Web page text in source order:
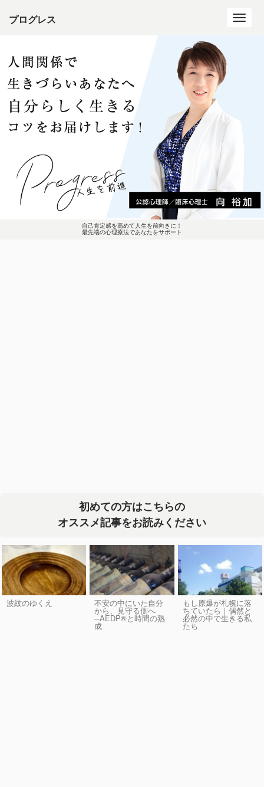
自己肯定感を高めて人生を前向きに！
最先端の心理療法であなたをサポート
プログレス
初めての方はこちらの
オススメ記事をお読みください
波紋のゆくえ 不安の中にいた自分
から、見守る側へ
─AEDP®︎と時間の熟
成
もし原爆が札幌に落
ちていたら｜偶然と
必然の中で生きる私
たち